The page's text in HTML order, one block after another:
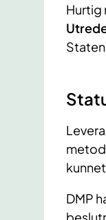
Hurtig
DMP